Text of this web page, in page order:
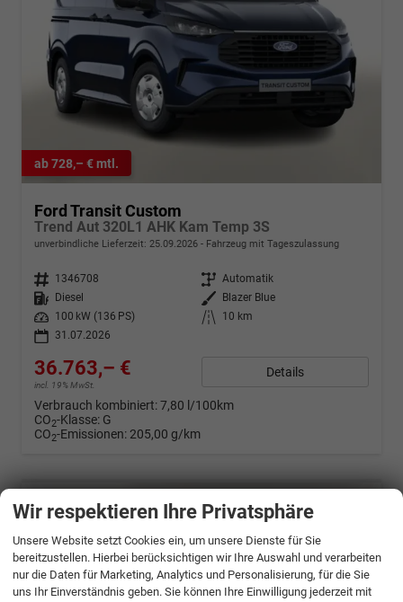
ab 728,– € mtl.
Ford Transit Custom
Trend Aut 320L1 AHK Kam Temp 3S
unverbindliche Lieferzeit: 25.09.2026 Fahrzeug mit Tageszulassung
Fahrzeugnr. 1346708 Getriebe Automatik
Kraftstoff
Diesel Außenfarbe
Blazer Blue
Leistung
100 kW (136 PS) Kilometerstand
10 km
31.07.2026
36.763,– €
incl. 19% MwSt.
Details
Verbrauch kombiniert:7,80 l/100km
CO2-Klasse: G
CO2-Emissionen: 205,00 g/km
Wir respektieren Ihre Privatsphäre
Unsere Website setzt Cookies ein, um unsere Dienste für Sie
bereitzustellen. Hierbei berücksichtigen wir Ihre Auswahl und verarbeiten
nur die Daten für Marketing, Analytics und Personalisierung, für die Sie
uns Ihr Einverständnis geben. Sie können Ihre Einwilligung jederzeit mit